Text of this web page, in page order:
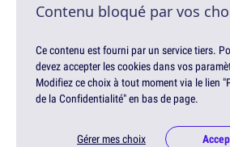
Contenu bloqué par vos
Ce contenu est fourni par un service tiers.
devez accepter les cookies dans vos
Modifiez ce choix à tout moment via le lien
de la Confidentialité" en bas de page.
Gérer mes choix